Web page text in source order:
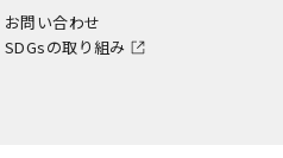
お問い合わせ
SDGsの取り組み